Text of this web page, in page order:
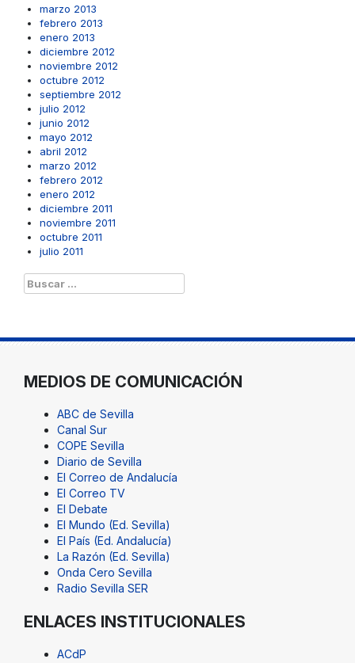
marzo 2013
febrero 2013
enero 2013
diciembre 2012
noviembre 2012
octubre 2012
septiembre 2012
julio 2012
junio 2012
mayo 2012
abril 2012
marzo 2012
febrero 2012
enero 2012
diciembre 2011
noviembre 2011
octubre 2011
julio 2011
Buscar:
MEDIOS DE COMUNICACIÓN
ABC de Sevilla
Canal Sur
COPE Sevilla
Diario de Sevilla
El Correo de Andalucía
El Correo TV
El Debate
El Mundo (Ed. Sevilla)
El País (Ed. Andalucía)
La Razón (Ed. Sevilla)
Onda Cero Sevilla
Radio Sevilla SER
ENLACES INSTITUCIONALES
ACdP